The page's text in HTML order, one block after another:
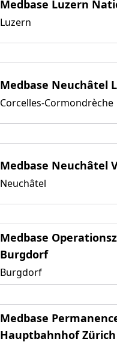
Medbase Luzern
Luzern
Medbase Neuchâtel
Corcelles-Cormondrèche
Medbase Neuchâtel
Neuchâtel
Medbase
Burgdorf
Burgdorf
Medbase
Hauptbahnhof Zürich